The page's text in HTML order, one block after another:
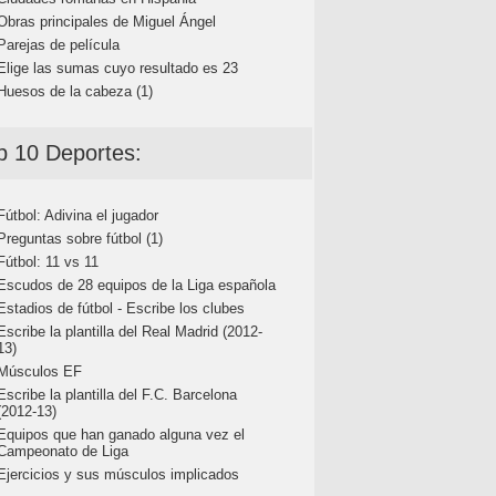
principales de Miguel Ángel
de película
las sumas cuyo resultado es 23
de la cabeza (1)
10 Deportes:
Adivina el jugador
sobre fútbol (1)
11 vs 11
de 28 equipos de la Liga española
de fútbol - Escribe los clubes
la plantilla del Real Madrid (2012-
EF
la plantilla del F.C. Barcelona
13)
que han ganado alguna vez el
de Liga
y sus músculos implicados